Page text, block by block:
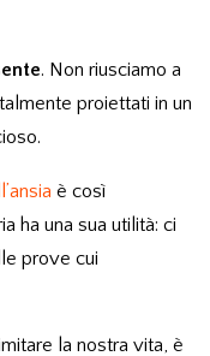
. Non riusciamo a
proiettati in un
è così
ha una sua utilità: ci
prove cui
la nostra vita, è